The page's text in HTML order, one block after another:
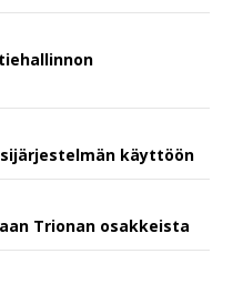
käyttöön
Trionan osakkeista